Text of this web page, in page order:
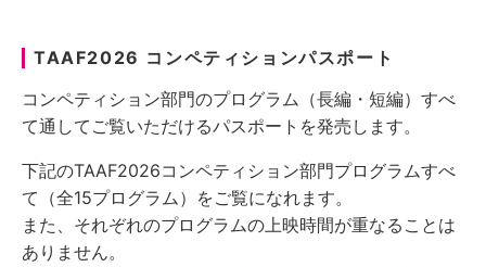
TAAF2026 コンペティションパスポート
コンペティション部門のプログラム（長編・短編）すべ
て通してご覧いただけるパスポートを発売します。
下記のTAAF2026コンペティション部門プログラムすべ
て（全15プログラム）をご覧になれます。
また、それぞれのプログラムの上映時間が重なることは
ありません。